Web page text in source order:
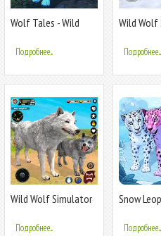
Wolf Tales - Wild
Подробнее...
Wild
Подробнее...
Wild Wolf Simulator
Подробнее...
Snow
Подробнее...